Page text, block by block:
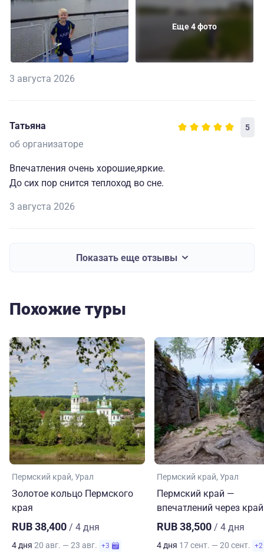
Еще 4 фото
3 августа 2026
Татьяна 5
об организаторе
Впечатления очень хорошие,яркие.
До сих пор снится теплоход во сне.
3 августа 2026
Показать еще отзывы
Похожие туры
Пермский край Урал
Золотое кольцо Пермского
края
RUB 38,400 / 4 дня
4 дня 20 авг. — 23 авг. +3
Пермский край Урал
Пермский край —
впечатлений через край
RUB 38,500 / 4 дня
4 дня 17 сент. — 20 сент. +2